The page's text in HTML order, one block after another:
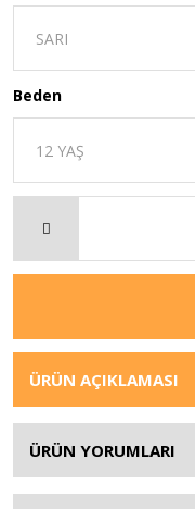
Beden
ÜRÜN AÇIKLAMASI
ÜRÜN YORUMLARI